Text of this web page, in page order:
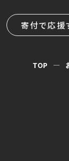
寄付で応援
TOP